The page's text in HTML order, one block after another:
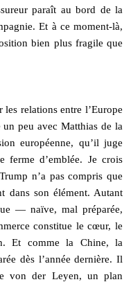
paraît au bord de la
Et à ce moment-là,
bien plus fragile que
relations entre l’Europe
un peu avec Matthias de la
européenne, qu’il juge
ferme d’emblée. Je crois
n’a pas compris que
dans son élément. Autant
— naïve, mal préparée,
constitue le cœur, le
Et comme la Chine, la
dès l’année dernière. Il
von der Leyen, un plan